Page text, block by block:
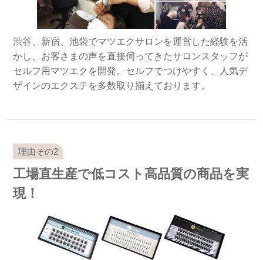
渋谷、新宿、池袋でマツエクサロンを運営した経験を活
かし、お客さまの声を直接伺ってきたサロンスタッフが
セルフ用マツエクを開発。セルフでつけやすく、人気デ
ザインのエクステを多数取り揃えております。
工場直生産で低コスト高品質の商品を実
現！